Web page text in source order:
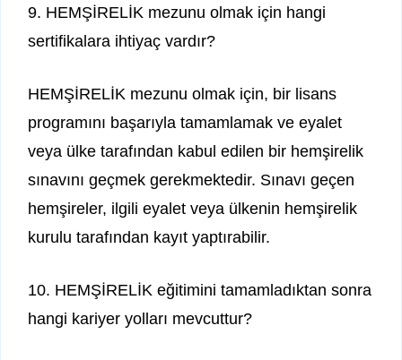
9. HEMŞİRELİK mezunu olmak için hangi
sertifikalara ihtiyaç vardır?
HEMŞİRELİK mezunu olmak için, bir lisans
programını başarıyla tamamlamak ve eyalet
veya ülke tarafından kabul edilen bir hemşirelik
sınavını geçmek gerekmektedir. Sınavı geçen
hemşireler, ilgili eyalet veya ülkenin hemşirelik
kurulu tarafından kayıt yaptırabilir.
10. HEMŞİRELİK eğitimini tamamladıktan sonra
hangi kariyer yolları mevcuttur?